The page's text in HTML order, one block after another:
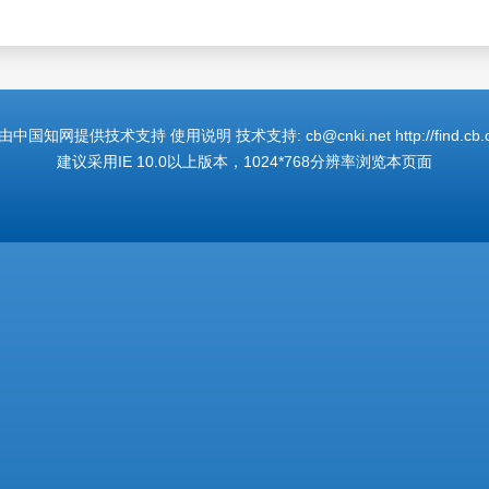
中国知网提供技术支持 使用说明 技术支持: cb@cnki.net http://
建议采用IE 10.0以上版本，1024*768分辨率浏览本页面